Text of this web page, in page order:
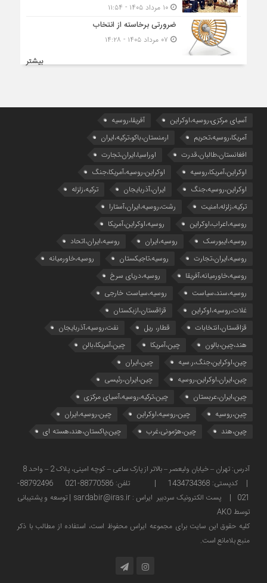
۱۰ مرداد ۱۴۰۵ - ۱۱:۵۴
ضرورتی برخاسته از انتخاب
بیشتر
آسیای مرکزی،روسیه،اوکراین
آفریقا،روسیه
آمریکا،روسیه،تحریم
ارمنستان،باکو،ترکیه،ایران
افغانستان،طالبان،قدرت
اوراسیا،ایران،تجارت
اوکراین،آمریکا،روسیه
اوکراین،روسیه،آمریکا،جنگ
اوکراین،روسیه،جنگ
ایران،آذربایجان
ترکیه،زلزله
ترکیه،زلزله،امنیت
رشت،روسیه،ایران،آستارا
روسیه،اعراب،اوکراین
روسیه،اوکراین،آمریکا
روسیه،ایبورسک
روسیه،ایران
روسیه،ایران،اتحاد
روسیه،ایران،تجارت
روسیه،تاجیکستان
روسیه،خاورمیانه
روسیه،خاورمیانه،آفریقا
روسیه،دریای سرخ
روسیه،سند،سیاست
روسیه،سیاست خارجی
غلات،روسیه،اوکراین
قزاقستان،ازبکستان
قزاقستان،انتخابات
قطار، ریل
نفت،روسیه،آذربایجان
هند،چین،بالون
چین،آمریکا
چین،آمریکا،بالن
چین،اوکراین،جنگ،ر.سیه
چین،ایران
چین،ایران،اوکراین،روسیه
چین،ایران،رئیسی
چین،ایران،عربستان
چین،ترکیه،روسیه،آسیای مرکزی
چین،روسیه
چین،روسیه،اوکراین
چین،روسیه،ایران
چین،هند
چین،هژمونی،غرب چین،پاکستان،هند،هسته ای
| کدپستی: 1434734368 | تلفن: 88770586-021 88792496-
021 | پست الکترونیک سردبیر ایراس : sardabir@iras.ir |
توسعه و پشتیبانی
توسط AKO
كليه حقوق این سایت برای مجموعه ایراس محفوظ است، استفاده از مطالب با ذكر
منبع بلامانع است.